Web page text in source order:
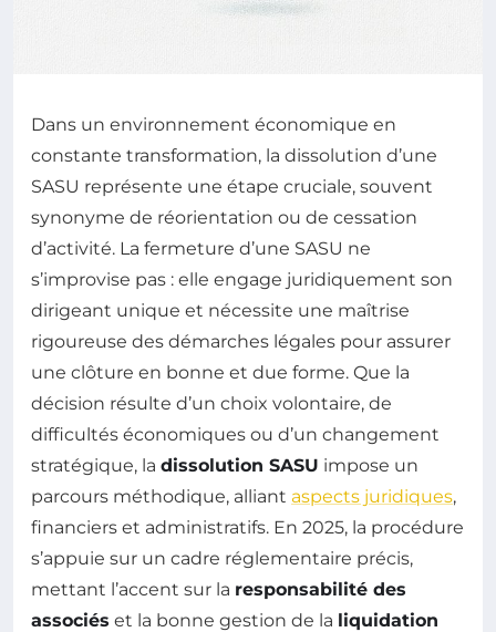
Dans un environnement économique en
constante transformation, la dissolution d’une
SASU représente une étape cruciale, souvent
synonyme de réorientation ou de cessation
d’activité. La fermeture d’une SASU ne
s’improvise pas : elle engage juridiquement son
dirigeant unique et nécessite une maîtrise
rigoureuse des démarches légales pour assurer
une clôture en bonne et due forme. Que la
décision résulte d’un choix volontaire, de
difficultés économiques ou d’un changement
stratégique, la dissolution SASU impose un
parcours méthodique, alliant aspects juridiques,
financiers et administratifs. En 2025, la procédure
s’appuie sur un cadre réglementaire précis,
mettant l’accent sur la responsabilité des
associés et la bonne gestion de la liquidation